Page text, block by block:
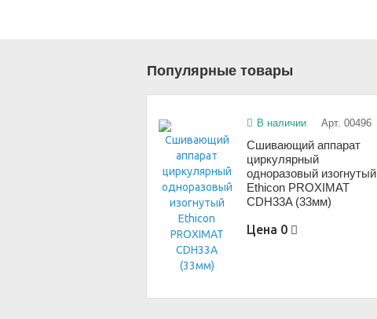
Популярные товары
В наличии Арт. 00496
Сшивающий аппарат
циркулярный
одноразовый изогнутый
Ethicon PROXIMAT
CDH33A (33мм)
Цена 0